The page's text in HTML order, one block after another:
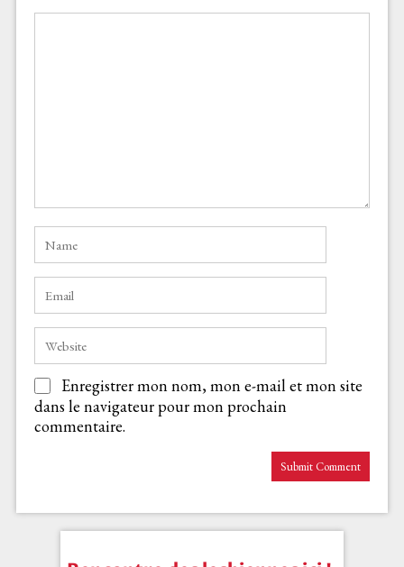
Enregistrer mon nom, mon e-mail et mon site
dans le navigateur pour mon prochain
commentaire.